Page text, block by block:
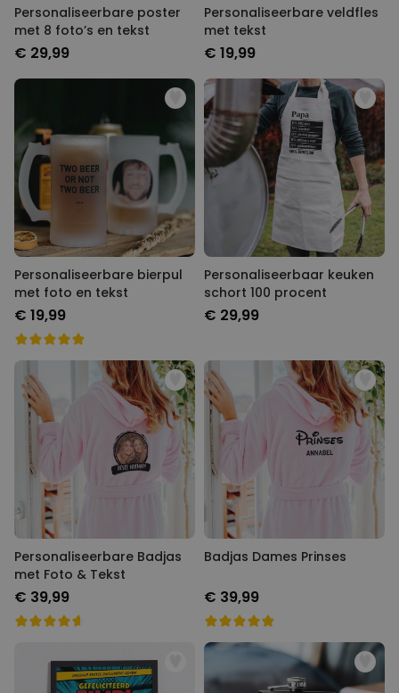
Personaliseerbare poster
met 8 foto’s en tekst
€ 29,99
Personaliseerbare veldfles
met tekst
€ 19,99
Personaliseerbare bierpul
met foto en tekst
€ 19,99
Personaliseerbaar keuken
schort 100 procent
€ 29,99
Personaliseerbare Badjas
met Foto & Tekst
€ 39,99
Badjas Dames Prinses
€ 39,99